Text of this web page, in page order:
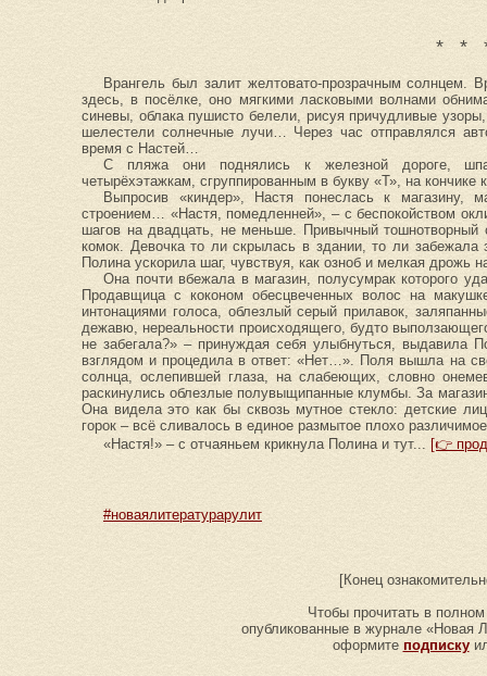
* *
Врангель был залит желтовато-прозрачным
здесь, в посёлке, оно мягкими ласковыми волнами
синевы, облака пушисто белели, рисуя причудливые
шелестели солнечные лучи… Через час отправлялся
время с Настей…
С пляжа они поднялись к железной дороге,
четырёхэтажкам, сгруппированным в букву «Т», на
Выпросив «киндер», Настя понеслась к магазину,
строением… «Настя, помедленней», – с беспокойством
шагов на двадцать, не меньше. Привычный тошнотворный
комок. Девочка то ли скрылась в здании, то ли забежала
Полина ускорила шаг, чувствуя, как озноб и мелкая дрожь
Она почти вбежала в магазин, полусумрак которого
Продавщица с коконом обесцвеченных волос на
интонациями голоса, облезлый серый прилавок,
дежавю, нереальности происходящего, будто
не забегала?» – принуждая себя улыбнуться,
взглядом и процедила в ответ: «Нет…». Поля вышла на
солнца, ослепившей глаза, на слабеющих, словно
раскинулись облезлые полувыщипанные клумбы. За
Она видела это как бы сквозь мутное стекло: детские
горок – всё сливалось в единое размытое плохо
«Настя!» – с отчаяньем крикнула Полина и тут... [👉
#новаялитературарулит
[Конец
Чтобы прочитать в
опубликованные в журнале «Новая
оформите подписку